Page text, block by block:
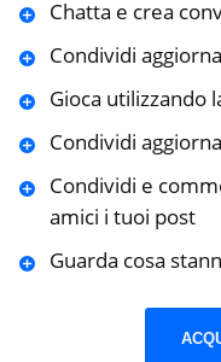
Chatta e crea
Condividi
Gioca utilizzando
Condividi
Condividi e
amici i tuoi post
Guarda cosa